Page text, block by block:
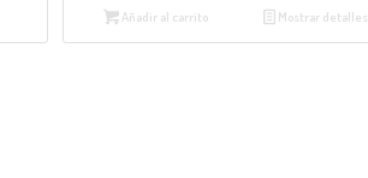
Añadir al carrito Mostrar detalles